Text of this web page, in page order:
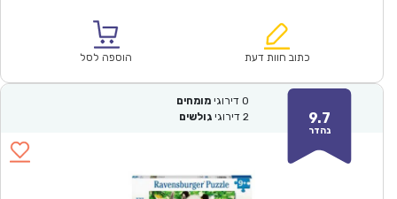
₪61.00.
הוא:
כתוב חוות דעת הוספה לסל
9.7
נהדר
0 דירוגי מומחים
2 דירוגי גולשים